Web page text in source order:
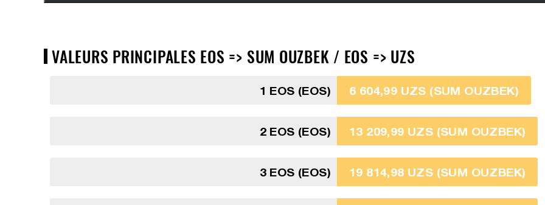
VALEURS PRINCIPALES EOS => SUM OUZBEK / EOS => UZS
1 EOS (EOS) 6 604,99 UZS (SUM OUZBEK)
2 EOS (EOS) 13 209,99 UZS (SUM OUZBEK)
3 EOS (EOS) 19 814,98 UZS (SUM OUZBEK)